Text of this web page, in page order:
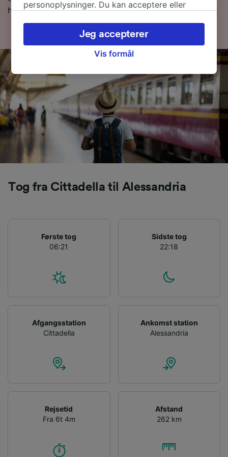
hvor du kan se de første og sidste togtider.
Tog fra Cittadella til Alessandria
Første tog
06:21
Sidste tog
22:18
Afgangsstation
Cittadella
Ankomst station
Alessandria
Rejsetid
Fra 6t 4m
Afstand
262 km
personoplysninger. Du kan acceptere eller
herunder din ret til at gøre indsigelse, hvor
legitim interesse bruges, eller når som helst på
siden om privatlivspolitik. Disse valg
browsingdata. Dine data vil ikke blive brugt til
sporingsformål, hvis du har bedt os om ikke at
spore dig.
Vi og vores partnere behandler data for at
levere:
Bruge præcise geografiske
placeringsoplysninger. Aktivt scanne
enhedskarakteristika til identifikation.
enhed. Tilpasset annoncering og indhold,
tjenester.
Liste over partnere (leverandører)
Vis formål
Jeg accepterer